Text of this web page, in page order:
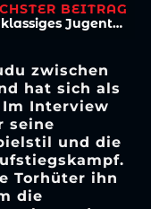
BEITRAG
Hochklassiges Jugenturnier zu Ehren von Franz-Josef Wernze
zwischen
hat sich als
Interview
seine
und die
Torhüter ihn
die